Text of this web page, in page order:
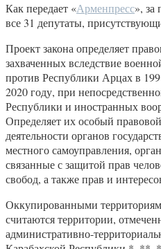
Как передает «Арменпресс», за
все 31 депутаты,
Проект закона определяет
захваченных вследствие
против Республики Арцах в
2020 году, при
Республики и иностранных
Определяет их особый
деятельности органов
местного самоуправления,
связанные с защитой прав
свобод, а также прав и
Оккупированными
считаются территории,
административно-